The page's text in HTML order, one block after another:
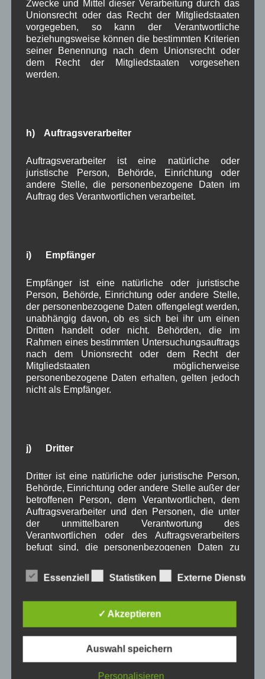
vorlagen, beschloss Bgm. Zahler um 21.20 Uhr den
öffentlichen Teil und wünschte den zahlreichen
Zuschauern einen guten Nachhauseweg.
Lesen Sie hierzu auch den Online-Zeitungsartikel
der Bezug zu dieser Gemeinderatssitzung hat:
Bauvorhaben,Gesundheit Gewerbe,Tourismus ,Verkehr ,
Woiga.de
Schützensaison 2016/2017 auf der Zielgeraden
Jakob Schaffer seit 40 Jahren im Posthotel
Noch keine Kommentare
Schreibe einen Kommentar
Deine E-Mail-Adresse wird nicht veröffentlicht.
Erforderliche Felder sind mit*markiert
Name*
E-Mail*
Website
Zwecke und Mittel dieser Verarbeitung durch das
Unionsrecht oder das Recht der Mitgliedstaaten
vorgegeben, so kann der Verantwortliche
beziehungsweise können die bestimmten Kriterien
seiner Benennung nach dem Unionsrecht oder
dem Recht der Mitgliedstaaten vorgesehen
werden.
h) Auftragsverarbeiter
Auftragsverarbeiter ist eine natürliche oder
juristische Person, Behörde, Einrichtung oder
andere Stelle, die personenbezogene Daten im
Auftrag des Verantwortlichen verarbeitet.
i) Empfänger
Empfänger ist eine natürliche oder juristische
Person, Behörde, Einrichtung oder andere Stelle,
der personenbezogene Daten offengelegt werden,
unabhängig davon, ob es sich bei ihr um einen
Dritten handelt oder nicht. Behörden, die im
Rahmen eines bestimmten Untersuchungsauftrags
nach dem Unionsrecht oder dem Recht der
Mitgliedstaaten möglicherweise
personenbezogene Daten erhalten, gelten jedoch
nicht als Empfänger.
j) Dritter
Dritter ist eine natürliche oder juristische Person,
Behörde, Einrichtung oder andere Stelle außer der
betroffenen Person, dem Verantwortlichen, dem
Auftragsverarbeiter und den Personen, die unter
der unmittelbaren Verantwortung des
Verantwortlichen oder des Auftragsverarbeiters
befugt sind, die personenbezogenen Daten zu
Einwilligung ist jede von der betroffenen Person
freiwillig für den bestimmten Fall in informierter
Essenziell Statistiken Externe Dienste
✓ Akzeptieren
Auswahl speichern
Personalisieren